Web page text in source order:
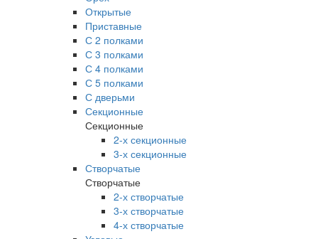
Открытые
Приставные
С 2 полками
С 3 полками
С 4 полками
С 5 полками
С дверьми
Секционные
Секционные
2-х секционные
3-х секционные
Створчатые
Створчатые
2-х створчатые
3-х створчатые
4-х створчатые